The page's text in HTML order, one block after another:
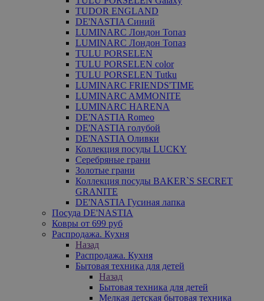
TUDOR ENGLAND
DE'NASTIA Синий
LUMINARC Лондон Топаз
LUMINARC Лондон Топаз
TULU PORSELEN
TULU PORSELEN color
TULU PORSELEN Tutku
LUMINARC FRIENDS'TIME
LUMINARC AMMONITE
LUMINARC HARENA
DE'NASTIA Romeo
DE'NASTIA голубой
DE'NASTIA Оливки
Коллекция посуды LUCKY
Серебряные грани
Золотые грани
Коллекция посуды BAKER`S SECRET
GRANITE
DE'NASTIA Гусиная лапка
Посуда DE'NASTIA
Ковры от 699 руб
Распродажа. Кухня
Назад
Распродажа. Кухня
Бытовая техника для детей
Назад
Бытовая техника для детей
Мелкая детская бытовая техника